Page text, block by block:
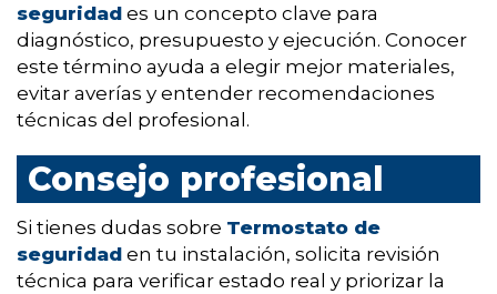
seguridad es un concepto clave para
diagnóstico, presupuesto y ejecución. Conocer
este término ayuda a elegir mejor materiales,
evitar averías y entender recomendaciones
técnicas del profesional.
Consejo profesional
Si tienes dudas sobre Termostato de
seguridad en tu instalación, solicita revisión
técnica para verificar estado real y priorizar la